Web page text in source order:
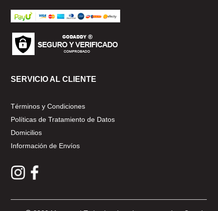
SERVICIO AL CLIENTE
Términos y Condiciones
Políticas de Tratamiento de Datos
Domicilios
Información de Envíos